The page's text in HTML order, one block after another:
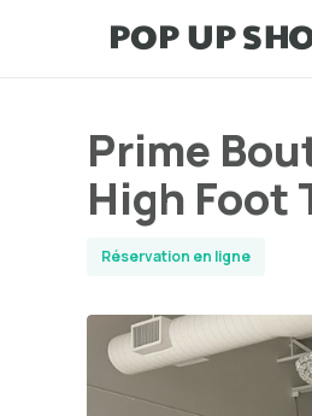
Prime
High Foot
Réservation en ligne